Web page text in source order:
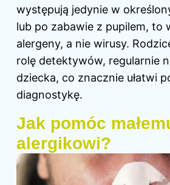
występują jedynie w
lub po zabawie z pupilem, to
alergeny, a nie wirusy.
rolę detektywów, regularnie
dziecka, co znacznie ułatwi
diagnostykę.
Jak pomóc
alergikowi?